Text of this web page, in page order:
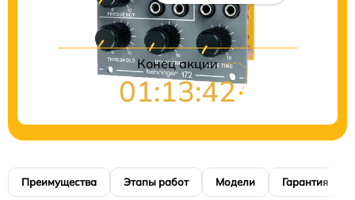
Конец акции
01:13:41
Преимущества Этапы работ Модели Гарантия